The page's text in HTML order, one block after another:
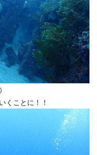
くことに！！